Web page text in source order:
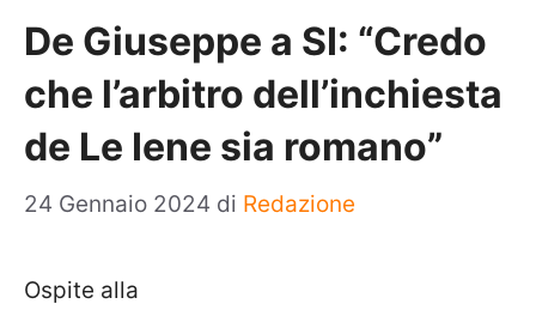
De Giuseppe a SI: “Credo
che l’arbitro dell’inchiesta
de Le Iene sia romano”
24 Gennaio 2024 di Redazione
Ospite alla